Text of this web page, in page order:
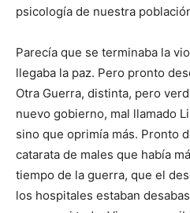
psicología de nuestra
Parecía que se terminaba la
llegaba la paz. Pero pronto
Otra Guerra, distinta, pero
nuevo gobierno, mal llamado
sino que oprimía más. Pronto
catarata de males que había
tiempo de la guerra, que el
los hospitales estaban